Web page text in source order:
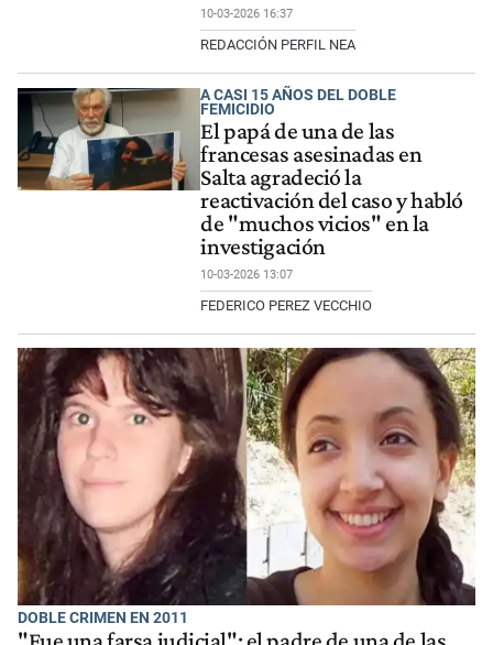
10-03-2026 16:37
REDACCIÓN PERFIL NEA
A CASI 15 AÑOS DEL DOBLE
FEMICIDIO
El papá de una de las
francesas asesinadas en
Salta agradeció la
reactivación del caso y habló
de "muchos vicios" en la
investigación
10-03-2026 13:07
FEDERICO PEREZ VECCHIO
DOBLE CRIMEN EN 2011